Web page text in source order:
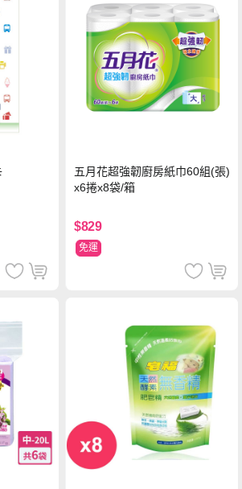
五月花超強韌廚房紙巾60組(張)
x6捲x8袋/箱
$829
免運